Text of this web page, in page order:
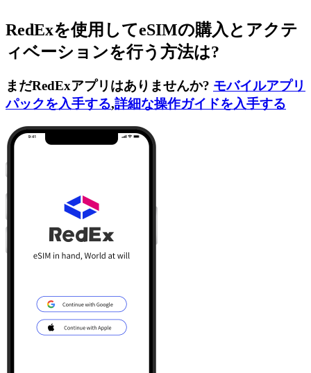
RedExを使用してeSIMの購入とアクテ
ィベーションを行う方法は?
まだRedExアプリはありませんか? モバイルアプリ
パックを入手する,詳細な操作ガイドを入手する